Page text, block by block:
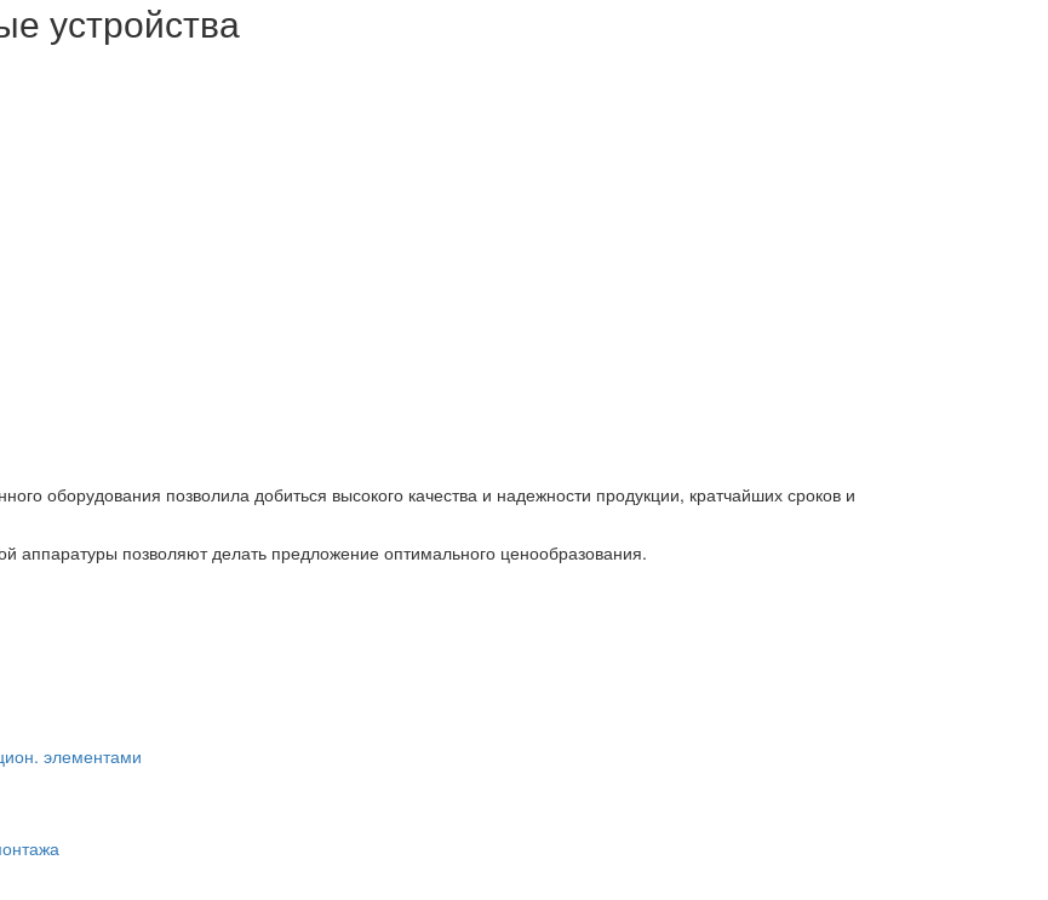
устройства
оборудования позволила добиться высокого качества и надежности продукции, кратчайших сроков и
аппаратуры позволяют делать предложение оптимального ценообразования.
элементами